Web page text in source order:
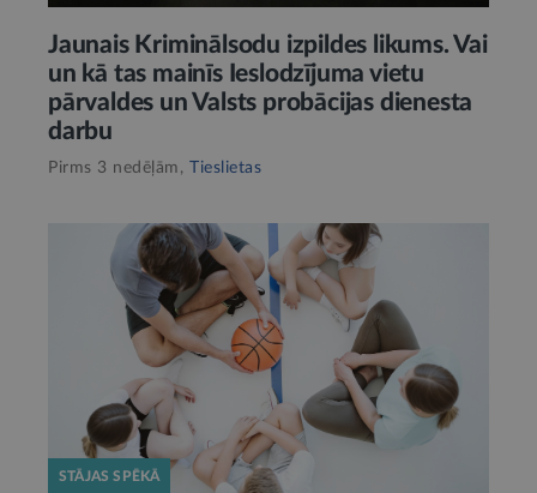
Jaunais Kriminālsodu izpildes likums. Vai
un kā tas mainīs Ieslodzījuma vietu
pārvaldes un Valsts probācijas dienesta
darbu
Pirms 3 nedēļām, Tieslietas
STĀJAS SPĒKĀ